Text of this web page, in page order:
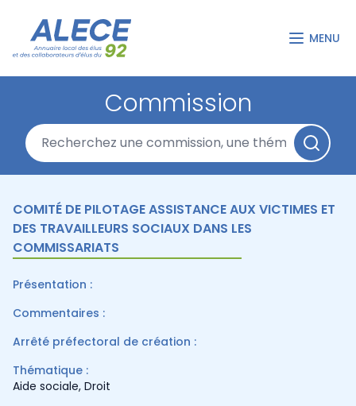
MENU
Commission
COMITÉ DE PILOTAGE ASSISTANCE AUX VICTIMES ET
DES TRAVAILLEURS SOCIAUX DANS LES
COMMISSARIATS
Présentation :
Commentaires :
Arrêté préfectoral de création :
Thématique :
Aide sociale, Droit